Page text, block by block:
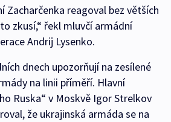
Zacharčenka reagoval bez větších
zkusí,“ řekl mluvčí armádní
Andrij Lysenko.
dnech upozorňují na zesílené
na linii příměří. Hlavní
Ruska“ v Moskvě Igor Strelkov
že ukrajinská armáda se na